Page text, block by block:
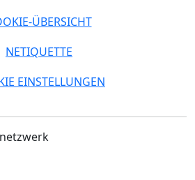
ÜBERSICHT
NETIQUETTE
EINSTELLUNGEN